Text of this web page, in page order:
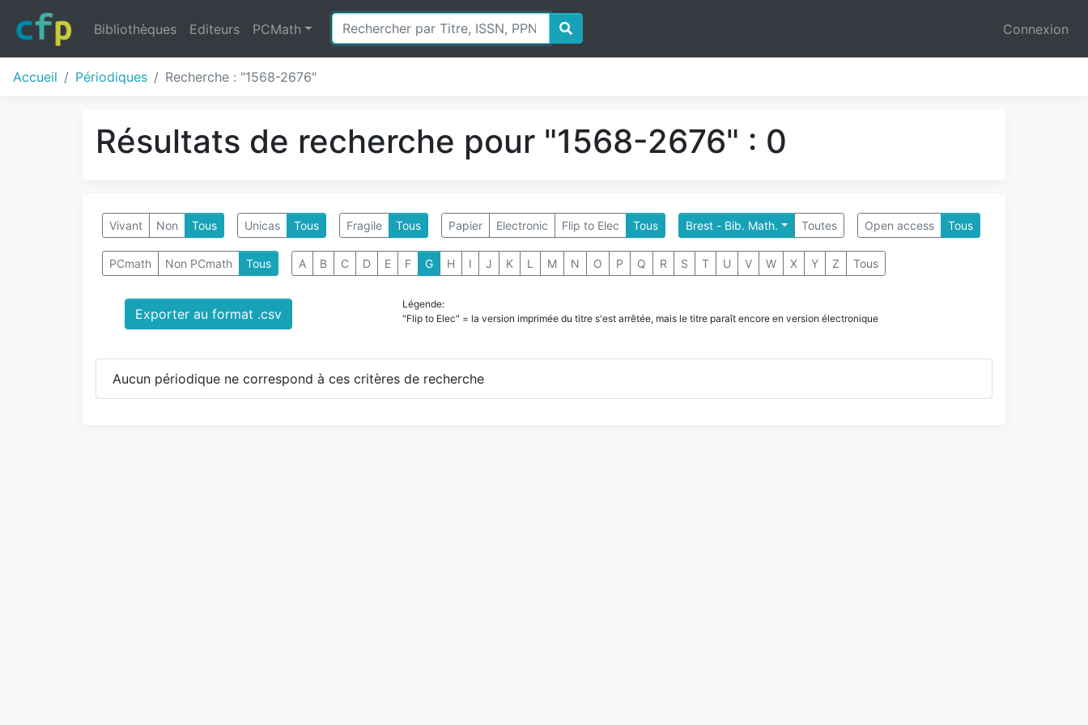
Bibliothèques Editeurs PCMath Connexion
Accueil Périodiques Recherche : "1568-2676"
Résultats de recherche pour "1568-2676" : 0
Vivant Non Tous Unicas Tous Fragile Tous Papier Electronic Flip to Elec Tous Brest - Bib. Math. Toutes Open access Tous
PCmath Non PCmath Tous A B C D E F G H I J K L M N O P Q R S T U V W X Y Z Tous
Exporter au format .csv
Légende:
"Flip to Elec" = la version imprimée du titre s'est arrêtée, mais le titre paraît encore en version électronique
Aucun périodique ne correspond à ces critères de recherche